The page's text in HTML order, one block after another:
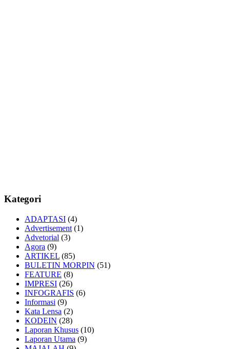
Kategori
ADAPTASI (4)
Advertisement (1)
Advetorial (3)
Agora (9)
ARTIKEL (85)
BULETIN MORPIN (51)
FEATURE (8)
IMPRESI (26)
INFOGRAFIS (6)
Informasi (9)
Kata Lensa (2)
KODEIN (28)
Laporan Khusus (10)
Laporan Utama (9)